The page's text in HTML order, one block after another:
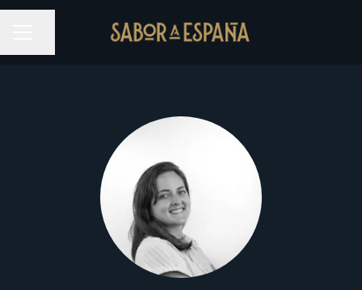
MENÚ DE EMPLEO
Compartir página